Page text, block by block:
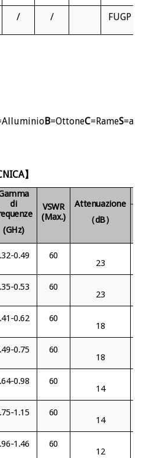
/ / FUGP
B=OttoneC=RameS=acciaio
】
di
(GHz)
VSWR
(Max.)
Attenuazione
（dB）
0.49 60
23
0.53 60
23
0.62 60
18
0.75 60
18
0.98 60
14
1.15 60
14
1.46 60
12